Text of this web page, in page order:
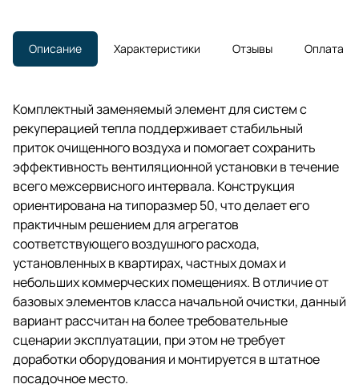
Описание Характеристики Отзывы Оплата
Комплектный заменяемый элемент для систем с
рекуперацией тепла поддерживает стабильный
приток очищенного воздуха и помогает сохранить
эффективность вентиляционной установки в течение
всего межсервисного интервала. Конструкция
ориентирована на типоразмер 50, что делает его
практичным решением для агрегатов
соответствующего воздушного расхода,
установленных в квартирах, частных домах и
небольших коммерческих помещениях. В отличие от
базовых элементов класса начальной очистки, данный
вариант рассчитан на более требовательные
сценарии эксплуатации, при этом не требует
доработки оборудования и монтируется в штатное
посадочное место.